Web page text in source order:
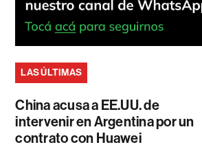
LAS ÚLTIMAS
China acusa a EE.UU. de
intervenir en Argentina por un
contrato con Huawei